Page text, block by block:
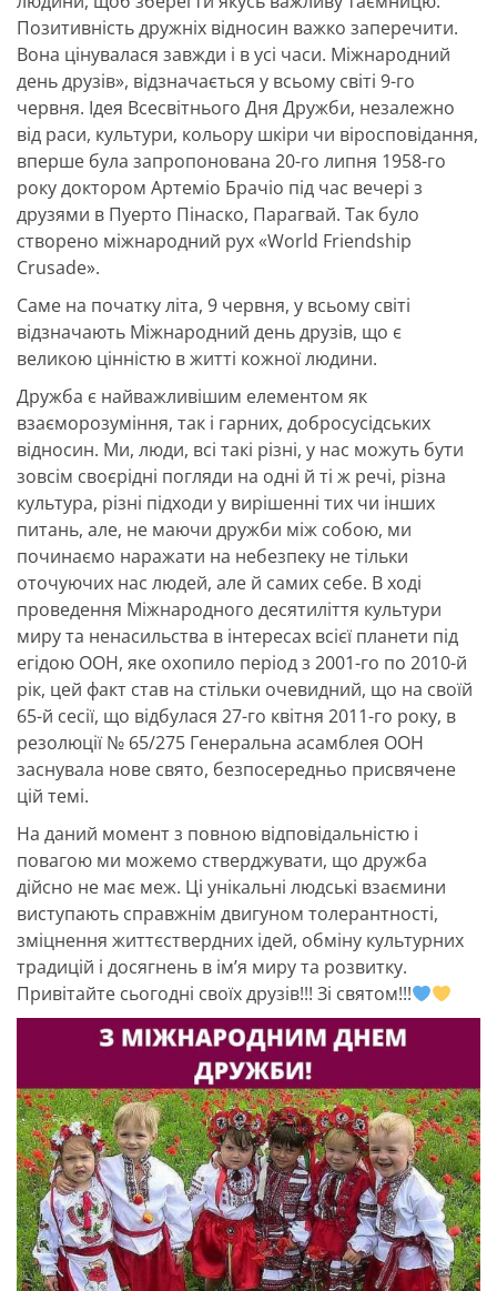
Позитивність дружніх відносин важко заперечити.
Вона цінувалася завжди і в усі часи. Міжнародний
день друзів», відзначається у всьому світі 9-го
червня. Ідея Всесвітнього Дня Дружби, незалежно
від раси, культури, кольору шкіри чи віросповідання,
вперше була запропонована 20-го липня 1958-го
року доктором Артеміо Брачіо під час вечері з
друзями в Пуерто Пінаско, Парагвай. Так було
створено міжнародний рух «World Friendship
Crusade».
Саме на початку літа, 9 червня, у всьому світі
відзначають Міжнародний день друзів, що є
великою цінністю в житті кожної людини.
Дружба є найважливішим елементом як
взаєморозуміння, так і гарних, добросусідських
відносин. Ми, люди, всі такі різні, у нас можуть бути
зовсім своєрідні погляди на одні й ті ж речі, різна
культура, різні підходи у вирішенні тих чи інших
питань, але, не маючи дружби між собою, ми
починаємо наражати на небезпеку не тільки
оточуючих нас людей, але й самих себе. В ході
проведення Міжнародного десятиліття культури
миру та ненасильства в інтересах всієї планети під
егідою ООН, яке охопило період з 2001-го по 2010-й
рік, цей факт став на стільки очевидний, що на своїй
65-й сесії, що відбулася 27-го квітня 2011-го року, в
резолюції № 65/275 Генеральна асамблея ООН
заснувала нове свято, безпосередньо присвячене
цій темі.
На даний момент з повною відповідальністю і
повагою ми можемо стверджувати, що дружба
дійсно не має меж. Ці унікальні людські взаємини
виступають справжнім двигуном толерантності,
зміцнення життєствердних ідей, обміну культурних
традицій і досягнень в ім’я миру та розвитку.
Привітайте сьогодні своїх друзів!!! Зі святом!!!